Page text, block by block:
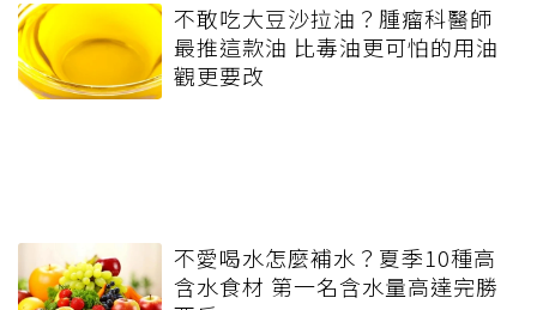
不敢吃大豆沙拉油？腫瘤科醫師
最推這款油 比毒油更可怕的用油
觀更要改
不愛喝水怎麼補水？夏季10種高
含水食材 第一名含水量高達完勝